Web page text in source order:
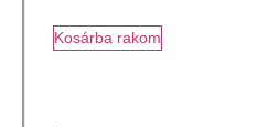
Kosárba rakom